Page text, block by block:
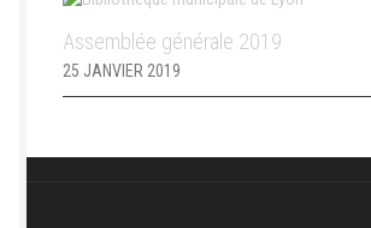
Assemblée générale 2019
25 JANVIER 2019